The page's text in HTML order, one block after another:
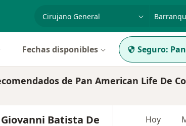
Fechas disponibles Seguro:
de Pan American Life De
Batista De
Hoy